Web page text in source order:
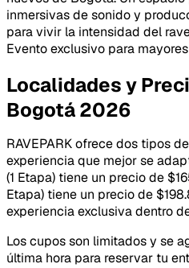
inmersivas de sonido y
para vivir la intensidad del
Evento exclusivo para
Localidades y
Bogotá 2026
RAVEPARK ofrece dos tipos
experiencia que mejor se
(1 Etapa) tiene un precio de
Etapa) tiene un precio de
experiencia exclusiva dentro
Los cupos son limitados y se
última hora para reservar tu